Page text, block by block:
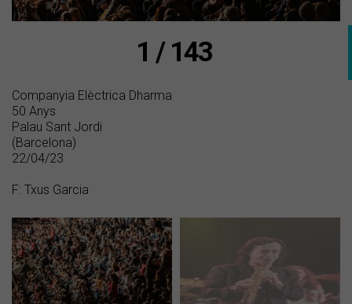
1 / 143
Companyia Elèctrica Dharma
50 Anys
Palau Sant Jordi
(Barcelona)
22/04/23
F: Txus Garcia